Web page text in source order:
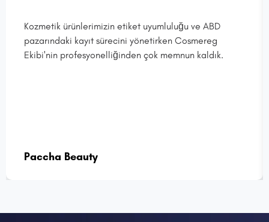
Kozmetik ürünlerimizin etiket uyumluluğu ve ABD
pazarındaki kayıt sürecini yönetirken Cosmereg
Ekibi'nin profesyonelliğinden çok memnun kaldık.
Paccha Beauty